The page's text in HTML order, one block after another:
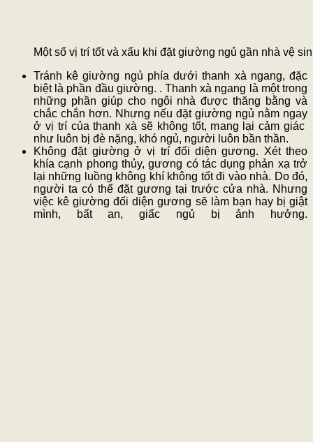
Một số vị trí tốt và xấu khi đặt giường ngủ gần nhà vệ
Tránh kê giường ngủ phía dưới thanh xà ngang, đặc
biệt là phần đầu giường. . Thanh xà ngang là một trong
những phần giúp cho ngôi nhà được thăng bằng và
chắc chắn hơn. Nhưng nếu đặt giường ngủ nằm ngay
ở vị trí của thanh xà sẽ không tốt, mang lại cảm giác
như luôn bị đè nặng, khó ngủ, người luôn bần thần.
Không đặt giường ở vị trí đối diện gương. Xét theo
khía cạnh phong thủy, gương có tác dụng phản xạ trở
lại những luồng không khí không tốt đi vào nhà. Do đó,
người ta có thể đặt gương tại trước cửa nhà. Nhưng
việc kê giường đối diện gương sẽ làm bạn hay bị giật
mình, bất an, giấc ngủ bị ảnh hưởng.